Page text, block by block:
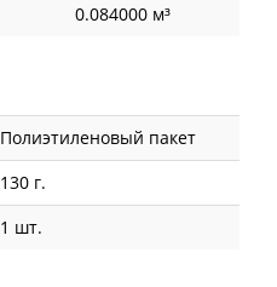
0.084000 м³
Полиэтиленовый пакет
130 г.
1 шт.